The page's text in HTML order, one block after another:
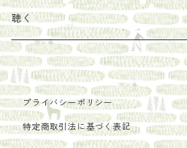
野菜・果物
新しょうが
レモン
古本や自由価格本から探す
Sakumag
地下BOOKS
疋田千里
PHILOSOPHIA
あ行
明石書店
赤々舎
亜紀書房
か行
偕成社
笠間書院
さ行
里山社
カップ
ステッカー
そこそこ農園
農家民泊JUGEM
だものみち
安田農園
フィリピン
パレスチナ
インドネシア
カムワッカ
らくだ舎
ポストカード
聴く
里
COLECTIVO ALTEPE
プライバシーポリシー
特定商取引法に基づく表記